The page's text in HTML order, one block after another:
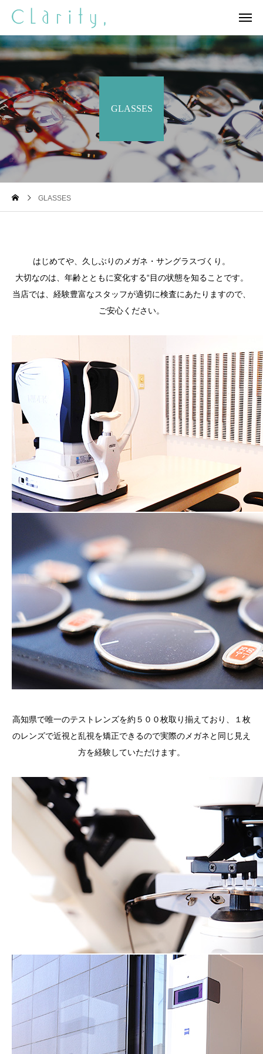
GLASSES
GLASSES
はじめてや、久しぶりのメガネ・サングラスづくり。
大切なのは、年齢とともに変化する“目の状態を知ることです。
当店では、経験豊富なスタッフが適切に検査にあたりますので、
ご安心ください。
高知県で唯一のテストレンズを約５００枚取り揃えており、１枚
のレンズで近視と乱視を矯正できるので実際のメガネと同じ見え
方を経験していただけます。